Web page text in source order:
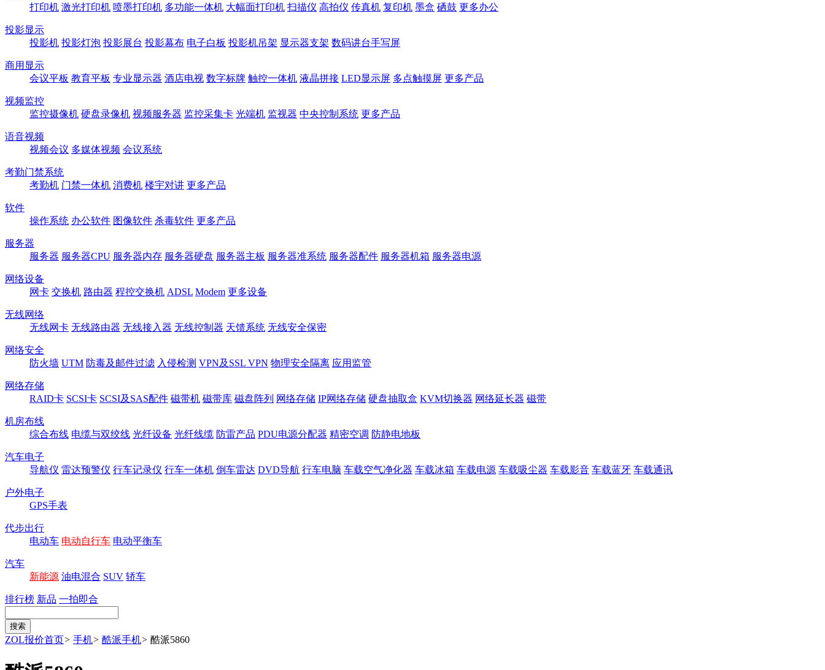
打印机 激光打印机 喷墨打印机 多功能一体机 大幅面打印机 扫描仪 高拍仪 传真机 复印机 墨盒 硒鼓 更多办公
投影显示
投影机 投影灯泡 投影展台 投影幕布 电子白板 投影机吊架 显示器支架 数码讲台手写屏
商用显示
会议平板 教育平板 专业显示器 酒店电视 数字标牌 触控一体机 液晶拼接 LED显示屏 多点触摸屏 更多产品
视频监控
监控摄像机 硬盘录像机 视频服务器 监控采集卡 光端机 监视器 中央控制系统 更多产品
语音视频
视频会议 多媒体视频 会议系统
考勤门禁系统
考勤机 门禁一体机 消费机 楼宇对讲 更多产品
软件
操作系统 办公软件 图像软件 杀毒软件 更多产品
服务器
服务器 服务器CPU 服务器内存 服务器硬盘 服务器主板 服务器准系统 服务器配件 服务器机箱 服务器电源
网络设备
网卡 交换机 路由器 程控交换机 ADSL Modem 更多设备
无线网络
无线网卡 无线路由器 无线接入器 无线控制器 天馈系统 无线安全保密
网络安全
防火墙 UTM 防毒及邮件过滤 入侵检测 VPN及SSL VPN 物理安全隔离 应用监管
网络存储
RAID卡 SCSI卡 SCSI及SAS配件 磁带机 磁带库 磁盘阵列 网络存储 IP网络存储 硬盘抽取盒 KVM切换器 网络延长器 磁带
机房布线
综合布线 电缆与双绞线 光纤设备 光纤线缆 防雷产品 PDU电源分配器 精密空调 防静电地板
汽车电子
导航仪 雷达预警仪 行车记录仪 行车一体机 倒车雷达 DVD导航 行车电脑 车载空气净化器 车载冰箱 车载电源 车载吸尘器 车载影音 车载蓝牙 车载通讯
户外电子
GPS手表
代步出行
电动车 电动自行车 电动平衡车
汽车
新能源 油电混合 SUV 轿车
排行榜 新品 一拍即合
ZOL报价首页> 手机> 酷派手机> 酷派5860